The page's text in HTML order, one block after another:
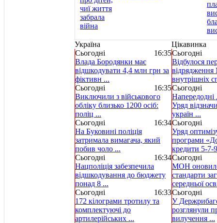
Україна
Цікавинка
Сьогодні
16:35
Влада Бородянки має
відшкодувати 4,4 млн грн за
фіктивн ...
Сьогодні
16:35
Виключили з військового
обліку близько 1200 осіб:
поліц ...
Сьогодні
16:34
На Буковині поліція
затримала вимагача, який
побив чоло ...
Сьогодні
16:34
Нацполіція забезпечила
відшкодування до бюджету
понад 8 ...
Сьогодні
16:33
172 кілограми тротилу та
комплектуючі до
артилерійських ...
Сьогодні
Відбулося
відрядження
внутрішніх
Сьогодні
Напередодні
Уряд
україн ...
Сьогодні
Уряд
програми
кредити 5-7-
Сьогодні
МОН
стандарти
середньої
Сьогодні
У
розглянули
вилучення ...